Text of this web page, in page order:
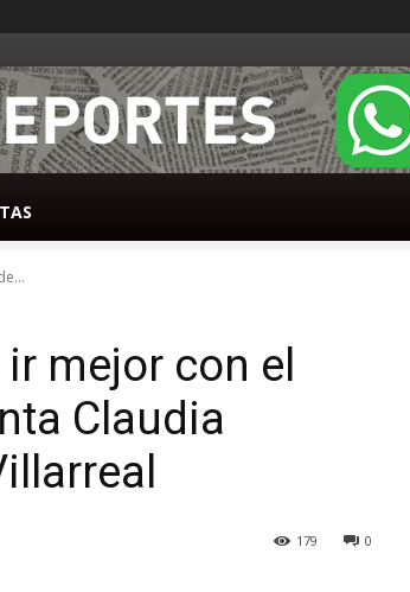
mejor con el
Claudia
0
179